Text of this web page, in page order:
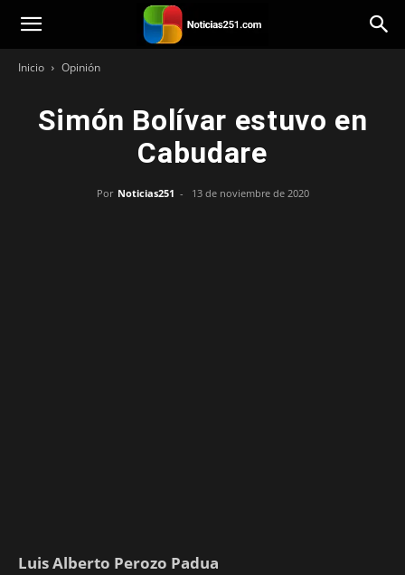
Noticias251
Inicio Opinión
Simón Bolívar estuvo en
Cabudare
Por Noticias251 - 13 de noviembre de 2020
Luis Alberto Perozo Padua